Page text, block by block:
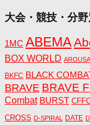
大会・競技・分
1MC ABEMA
BOX WORLD AROUSAL
BKFC BLACK
BRAVE BRAVE
Combat BURST
CROSS D-SPIRAL DATE